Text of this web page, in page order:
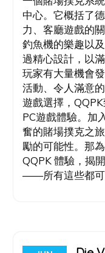
中心。它概括了
力、客廳遊戲的
釣魚機的樂趣以
過精心設計，以
玩家有大量機會
活動、令人滿意
遊戲選擇，
PC遊戲體驗。加
奮的賭場撲克之
勵的可能性。那
QQPK 體驗，揭
——所有這些都可